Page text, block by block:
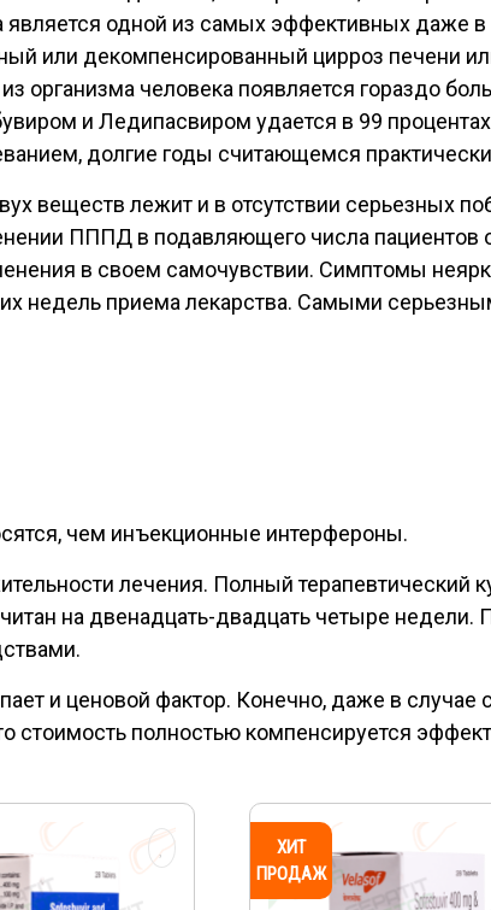
является одной из самых эффективных даже
или декомпенсированный цирроз печени
организма человека появляется гораздо
и Ледипасвиром удается в 99
долгие годы считающемся
веществ лежит и в отсутствии серьезных
ПППД в подавляющего числа
в своем самочувствии. Симптомы
недель приема лекарства. Самыми
чем инъекционные интерфероны.
лечения. Полный терапевтический
на двенадцать-двадцать четыре недели.
и ценовой фактор. Конечно, даже в
стоимость полностью компенсируется
ХИТ
ПРОДАЖ